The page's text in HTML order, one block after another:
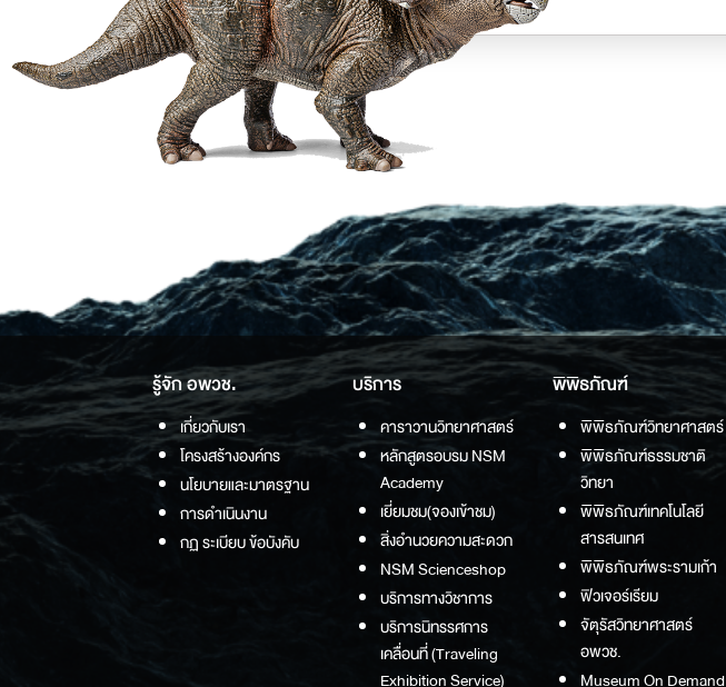
รู้จัก อพวช.
เกี่ยวกับเรา
โครงสร้างองค์กร
นโยบายและมาตรฐาน
การดำเนินงาน
กฏ ระเบียบ ข้อบังคับ
บริการ
คาราวานวิทยาศาสตร์
หลักสูตรอบรม NSM
Academy
เยี่ยมชม(จองเข้าชม)
สิ่งอำนวยความสะดวก
NSM Scienceshop
บริการทางวิชาการ
บริการนิทรรศการ
เคลื่อนที่ (Traveling
Exhibition Service)
พิพิธภัณฑ์
พิพิธภัณฑ์วิทยาศาสตร์
พิพิธภัณฑ์ธรรมชาติ
วิทยา
พิพิธภัณฑ์เทคโนโลยี
สารสนเทศ
พิพิธภัณฑ์พระรามเก้า
ฟิวเจอร์เรียม
จัตุรัสวิทยาศาสตร์
อพวช.
Museum On Demand